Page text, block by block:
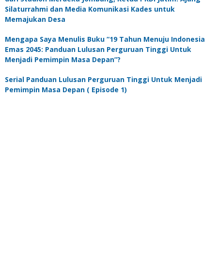
Silaturrahmi dan Media Komunikasi Kades untuk
Memajukan Desa
Mengapa Saya Menulis Buku “19 Tahun Menuju Indonesia
Emas 2045: Panduan Lulusan Perguruan Tinggi Untuk
Menjadi Pemimpin Masa Depan”?
Serial Panduan Lulusan Perguruan Tinggi Untuk Menjadi
Pemimpin Masa Depan ( Episode 1)